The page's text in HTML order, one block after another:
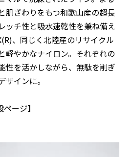
肌ざわりをもつ和歌山産の超長
ッチ性と吸水速乾性を兼ね備え
、同じく北陸産のリサイクル
軽やかなナイロン。それぞれの
性を活かしながら、無駄を削ぎ
インに。
ページ】